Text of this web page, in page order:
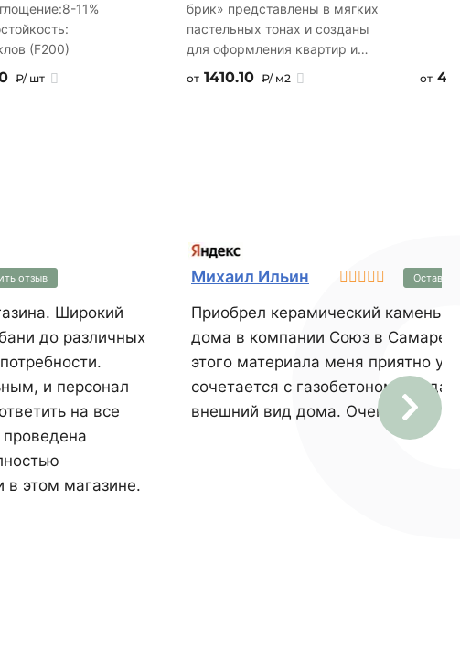
8-11%
(F200)
₽/ шт
брик» представлены в мягких
пастельных тонах и созданы
для оформления квартир и
загородных домов.
Укладывается со швом.
и возможностями полиграфии.
Декоративный кирпич,
70
от 1410.10 ₽/ м2 от
отзыв
Широкий
до различных
и персонал
на все
в этом магазине.
Михаил Ильин
Приобрел керамический камень
дома в компании Союз в Самаре. Качество и выбор
этого материала меня приятно
сочетается с газобетоном,
внешний вид дома. Очень